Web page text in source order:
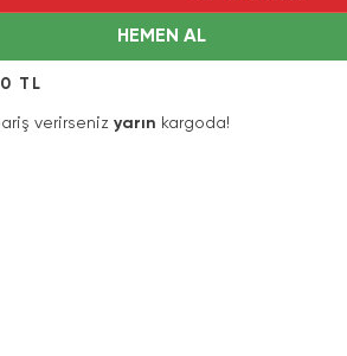
HEMEN AL
TL
verirseniz yarın kargoda!